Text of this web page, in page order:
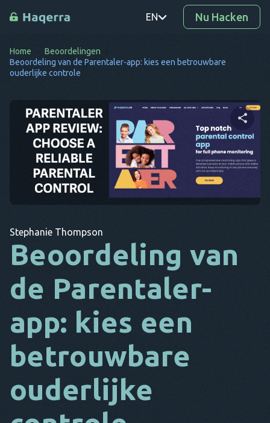
EN
PT
RO
DE
SV
KO
EL
CS
DA
FR
NL
Nu Hacken
Home
Beoordelingen
Beoordeling van de Parentaler-app: kies een betrouwbare
ouderlijke controle
Deel dit artikel
Twitter Facebook Link kopiëren
Stephanie Thompson
Beoordeling van
de Parentaler-
app: kies een
betrouwbare
ouderlijke